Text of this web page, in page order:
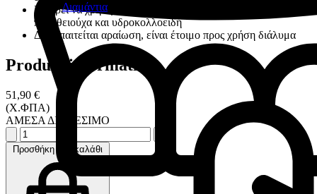
Διαμάντια
Μπορεί να χρησιμοποιηθεί με αλγινικό, σιλικόνες, αιθέρες,
πολυθειούχα και υδροκολλοειδή
Δεν απαιτείται αραίωση, είναι έτοιμο προς χρήση διάλυμα
Product information
51,90 €
(Χ.ΦΠΑ)
ΑΜΕΣΑ ΔΙΑΘΕΣΙΜΟ
Προσθήκη στο καλάθι